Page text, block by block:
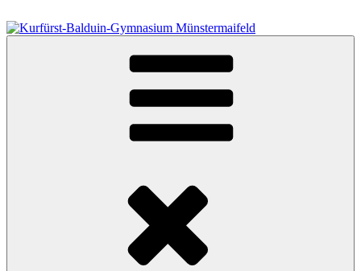
Inhalt
springen
Kurfürst-Balduin-Gymnasium Münstermaifeld